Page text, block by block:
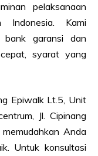
pelaksanaan
Indonesia. Kami
bank garansi dan
syarat yang
Epiwalk Lt.5, Unit
Jl. Cipinang
Anda
Untuk konsultasi